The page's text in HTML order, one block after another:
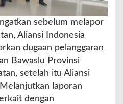
sebelum melapor
Aliansi Indonesia
dugaan pelanggaran
Bawaslu Provinsi
setelah itu Aliansi
laporan
dengan